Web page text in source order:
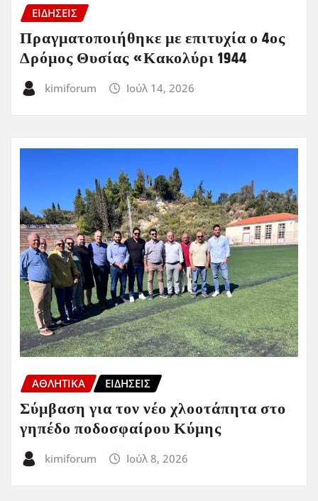
ΕΙΔΗΣΕΙΣ
Πραγματοποιήθηκε με επιτυχία ο 4ος
Δρόμος Θυσίας «Κακολύρι 1944
kimiforum Ιούλ 14, 2026
ΑΘΛΗΤΙΚΑ ΕΙΔΗΣΕΙΣ
Σύμβαση για τον νέο χλοοτάπητα στο
γηπέδο ποδοσφαίρου Κύμης
kimiforum Ιούλ 8, 2026